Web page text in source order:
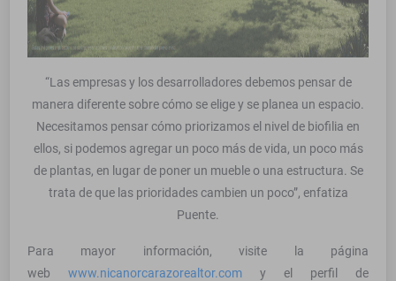
“Las empresas y los desarrolladores debemos pensar de
manera diferente sobre cómo se elige y se planea un espacio.
Necesitamos pensar cómo priorizamos el nivel de biofilia en
ellos, si podemos agregar un poco más de vida, un poco más
de plantas, en lugar de poner un mueble o una estructura. Se
trata de que las prioridades cambien un poco”, enfatiza
Puente.
Para mayor información, visite la página
web www.nicanorcarazorealtor.com y el perfil de